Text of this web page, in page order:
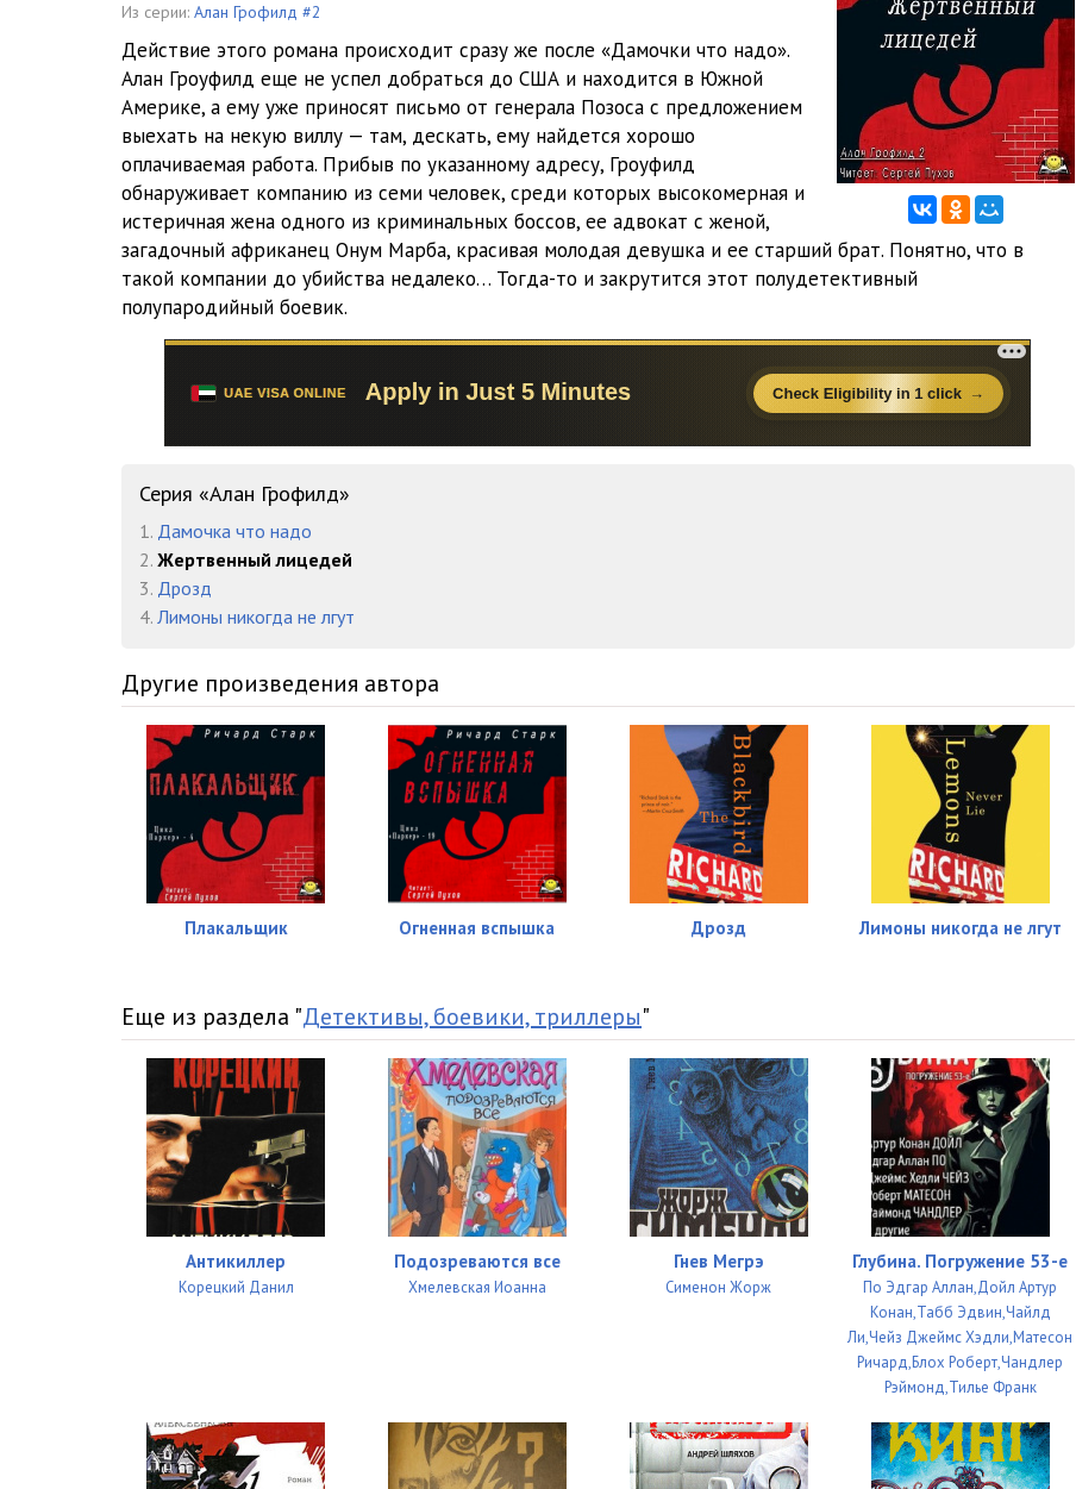
Из серии: Алан Грофилд #2
Действие этого романа происходит сразу же после «Дамочки что надо».
Алан Гроуфилд еще не успел добраться до США и находится в Южной
Америке, а ему уже приносят письмо от генерала Позоса с предложением
выехать на некую виллу — там, дескать, ему найдется хорошо
оплачиваемая работа. Прибыв по указанному адресу, Гроуфилд
обнаруживает компанию из семи человек, среди которых высокомерная и
истеричная жена одного из криминальных боссов, ее адвокат с женой,
загадочный африканец Онум Марба, красивая молодая девушка и ее старший брат. Понятно, что в
такой компании до убийства недалеко… Тогда-то и закрутится этот полудетективный
полупародийный боевик.
Серия «Алан Грофилд»
1. Дамочка что надо
2. Жертвенный лицедей
3. Дрозд
4. Лимоны никогда не лгут
Другие произведения автора
Плакальщик Огненная вспышка Дрозд Лимоны никогда не лгут
Еще из раздела "Детективы, боевики, триллеры"
Антикиллер
Корецкий Данил
Подозреваются все
Хмелевская Иоанна
Гнев Мегрэ
Сименон Жорж
Глубина. Погружение 53-е
По Эдгар Аллан,Дойл Артур
Конан,Табб Эдвин,Чайлд
Ли,Чейз Джеймс Хэдли,Матесон
Ричард,Блох Роберт,Чандлер
Рэймонд,Тилье Франк